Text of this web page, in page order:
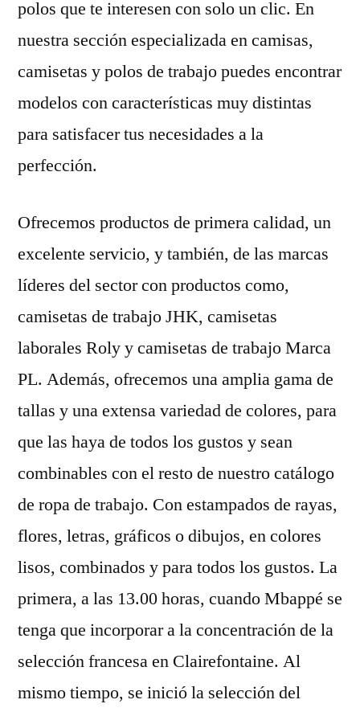
polos que te interesen con solo un clic. En
nuestra sección especializada en camisas,
camisetas y polos de trabajo puedes encontrar
modelos con características muy distintas
para satisfacer tus necesidades a la
perfección.
Ofrecemos productos de primera calidad, un
excelente servicio, y también, de las marcas
líderes del sector con productos como,
camisetas de trabajo JHK, camisetas
laborales Roly y camisetas de trabajo Marca
PL. Además, ofrecemos una amplia gama de
tallas y una extensa variedad de colores, para
que las haya de todos los gustos y sean
combinables con el resto de nuestro catálogo
de ropa de trabajo. Con estampados de rayas,
flores, letras, gráficos o dibujos, en colores
lisos, combinados y para todos los gustos. La
primera, a las 13.00 horas, cuando Mbappé se
tenga que incorporar a la concentración de la
selección francesa en Clairefontaine. Al
mismo tiempo, se inició la selección del